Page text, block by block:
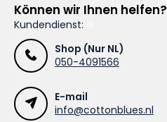
Können wir Ihnen helfen?
Kundendienst:
Shop (Nur NL)
050-4091566
E-mail
info@cottonblues.nl